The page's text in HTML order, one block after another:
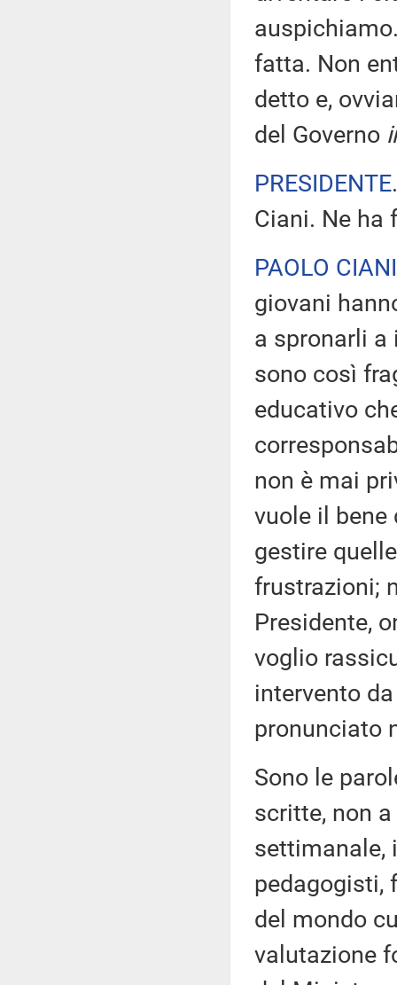
fatta. Non
detto e,
del Governo
PRESIDENTE
Ciani. Ne ha
PAOLO CIANI
giovani
a spronarli a
sono così
educativo
non è mai
vuole il bene
gestire
frustrazioni;
Presidente,
voglio
intervento
pronunciato
Sono le
scritte, non
settimanale,
pedagogisti,
del mondo
valutazione